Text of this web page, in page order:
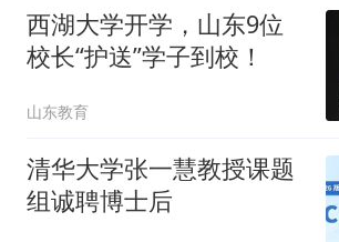
西湖大学开学，山东9位
校长“护送”学子到校！
山东教育
清华大学张一慧教授课题
组诚聘博士后